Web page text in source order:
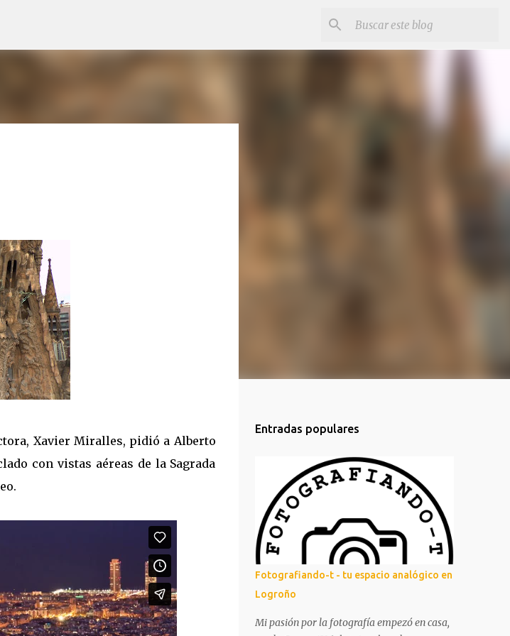
Xavier Miralles, pidió a Alberto
con vistas aéreas de la Sagrada
Entradas populares
Fotografiando-t - tu espacio analógico en
Logroño
Mi pasión por la fotografía empezó en casa,